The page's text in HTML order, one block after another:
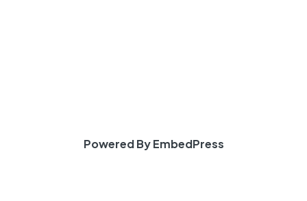
Powered By EmbedPress